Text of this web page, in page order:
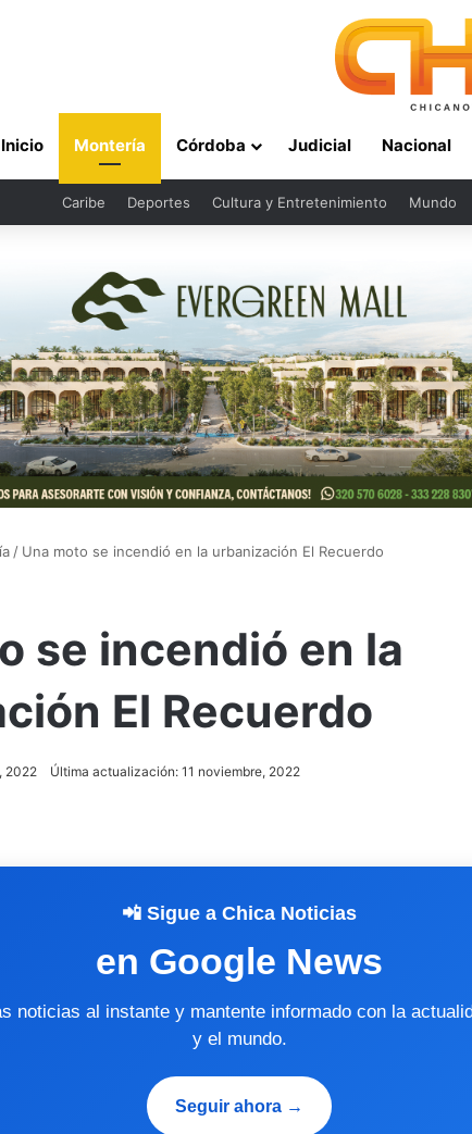
Inicio Montería Córdoba Judicial Nacional
Caribe Deportes Cultura y Entretenimiento Mundo
/ Una moto se incendió en la urbanización El Recuerdo
se incendió en la
El Recuerdo
2022 Última actualización: 11 noviembre, 2022
📲 Sigue a Chica Noticias
en Google News
noticias al instante y mantente informado con la
y el mundo.
Seguir ahora →